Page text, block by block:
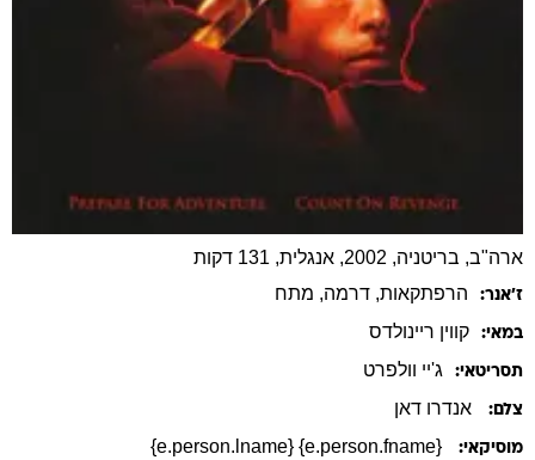
ארה"ב, בריטניה, 2002, אנגלית, 131 דקות
ז׳אנר: הרפתקאות, דרמה, מתח
במאי: קווין ריינולדס
תסריטאי: ג'יי וולפרט
צלם: אנדרו דאן
מוסיקאי: {e.person.fname} {e.person.lname}